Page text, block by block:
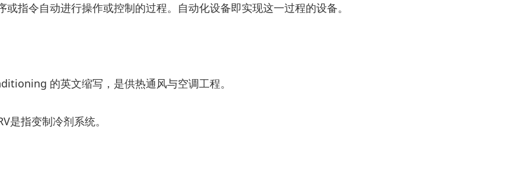
指令自动进行操作或控制的过程。自动化设备即实现这一过程的设备。
的英文缩写，是供热通风与空调工程。
是指变制冷剂系统。